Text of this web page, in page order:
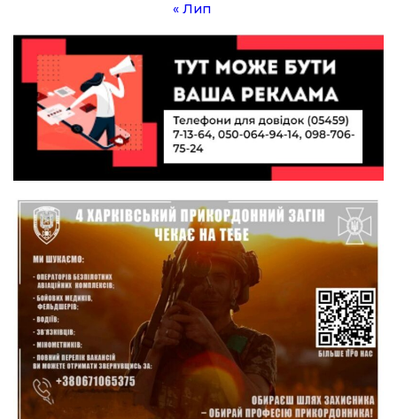
10:49
19 лип
Інтелектуальні злети та творчі перемоги:
історія успіху випускниці Вікторії Кондратенко
10:40
19 лип
Вірний присязі до останнього подиху:
підтримайте петицію про присвоєння звання
«Герой України» (посмертно) прикордоннику
Олександру Бойку
20:34
17 лип
Кохання попри все: як українці створюють сім’ї
13:52
15 лип
І волейбол, і хімія на “відмінно”: неймовірна
історія успіху випускниці з Краснопілля
Анастасії Гонтар
13:27
15 лип
НБУ вводить нову банкноту 2 000 грн із
портретом легендарного українця: що
зміниться для наших гаманців
13:22
Гаманець у шоці: які продукти в Україні різко
подешевшали, а за що доведеться платити
« Лип